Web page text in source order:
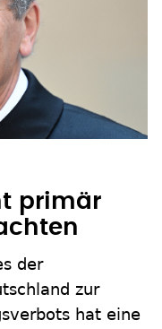
primär
der
zur
hat eine